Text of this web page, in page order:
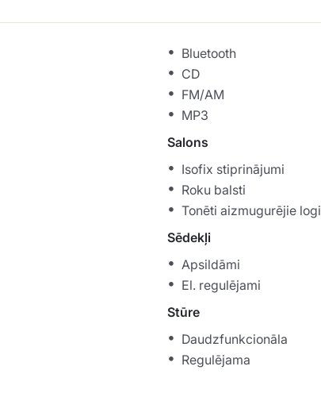
Bluetooth
CD
FM/AM
MP3
Salons
Isofix stiprinājumi
Roku balsti
Tonēti aizmugurējie logi
Sēdekļi
Apsildāmi
El. regulējami
Stūre
Daudzfunkcionāla
Regulējama